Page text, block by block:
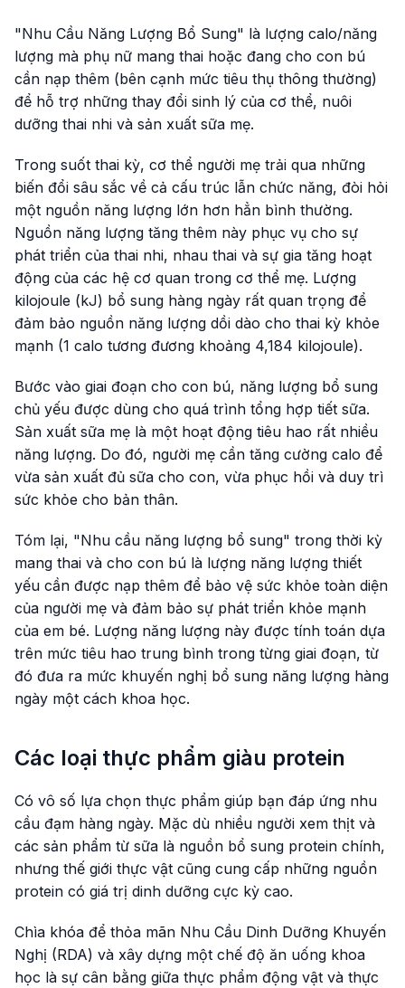
"Nhu Cầu Năng Lượng Bổ Sung" là lượng calo/năng
lượng mà phụ nữ mang thai hoặc đang cho con bú
cần nạp thêm (bên cạnh mức tiêu thụ thông thường)
để hỗ trợ những thay đổi sinh lý của cơ thể, nuôi
dưỡng thai nhi và sản xuất sữa mẹ.
Trong suốt thai kỳ, cơ thể người mẹ trải qua những
biến đổi sâu sắc về cả cấu trúc lẫn chức năng, đòi hỏi
một nguồn năng lượng lớn hơn hẳn bình thường.
Nguồn năng lượng tăng thêm này phục vụ cho sự
phát triển của thai nhi, nhau thai và sự gia tăng hoạt
động của các hệ cơ quan trong cơ thể mẹ. Lượng
kilojoule (kJ) bổ sung hàng ngày rất quan trọng để
đảm bảo nguồn năng lượng dồi dào cho thai kỳ khỏe
mạnh (1 calo tương đương khoảng 4,184 kilojoule).
Bước vào giai đoạn cho con bú, năng lượng bổ sung
chủ yếu được dùng cho quá trình tổng hợp tiết sữa.
Sản xuất sữa mẹ là một hoạt động tiêu hao rất nhiều
năng lượng. Do đó, người mẹ cần tăng cường calo để
vừa sản xuất đủ sữa cho con, vừa phục hồi và duy trì
sức khỏe cho bản thân.
Tóm lại, "Nhu cầu năng lượng bổ sung" trong thời kỳ
mang thai và cho con bú là lượng năng lượng thiết
yếu cần được nạp thêm để bảo vệ sức khỏe toàn diện
của người mẹ và đảm bảo sự phát triển khỏe mạnh
của em bé. Lượng năng lượng này được tính toán dựa
trên mức tiêu hao trung bình trong từng giai đoạn, từ
đó đưa ra mức khuyến nghị bổ sung năng lượng hàng
ngày một cách khoa học.
Các loại thực phẩm giàu protein
Có vô số lựa chọn thực phẩm giúp bạn đáp ứng nhu
cầu đạm hàng ngày. Mặc dù nhiều người xem thịt và
các sản phẩm từ sữa là nguồn bổ sung protein chính,
nhưng thế giới thực vật cũng cung cấp những nguồn
protein có giá trị dinh dưỡng cực kỳ cao.
Chìa khóa để thỏa mãn Nhu Cầu Dinh Dưỡng Khuyến
Nghị (RDA) và xây dựng một chế độ ăn uống khoa
học là sự cân bằng giữa thực phẩm động vật và thực